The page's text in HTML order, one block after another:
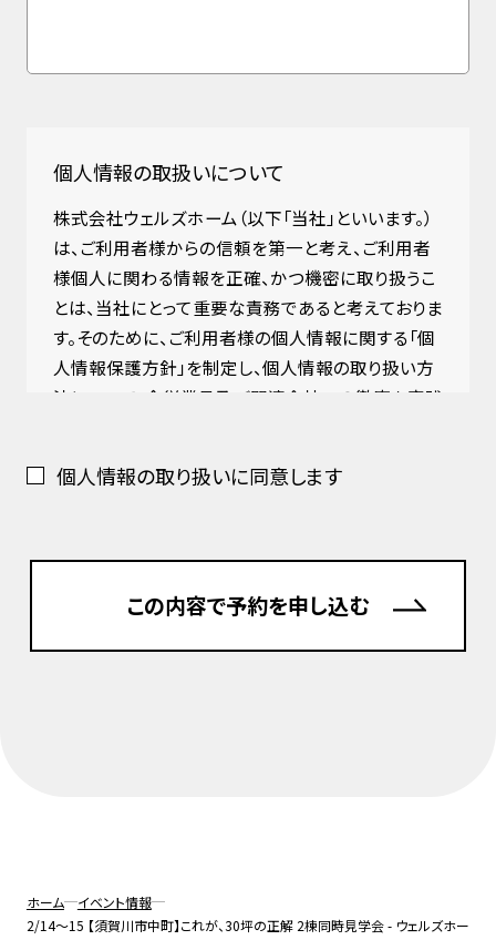
個人情報の取扱いについて
株式会社ウェルズホーム（以下「当社」といいます。）
は、ご利用者様からの信頼を第一と考え、ご利用者
様個人に関わる情報を正確、かつ機密に取り扱うこ
とは、当社にとって重要な責務であると考えておりま
す。そのために、ご利用者様の個人情報に関する「個
人情報保護方針」を制定し、個人情報の取り扱い方
法について、全従業員及び関連会社への徹底を実践
つきましても、本方針に従ってご利用者様の個人情
当社について
名称：株式会社ウェルズホーム
た上で、当社の正当な事業の範囲内で、その目的の
個人情報の取り扱いに同意します
ホーム
イベント情報
2/14〜15 【須賀川市中町】これが、30坪の正解 2棟同時見学会 - ウェルズホー